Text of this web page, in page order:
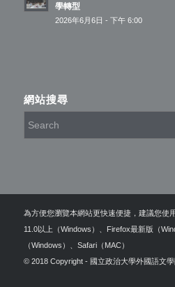
學轉型
2026年6月6日 - 下午 6:00
網站搜尋
為方便您瀏覽本網站更快速便捷，建議您使
11.0以上（Windows）、Firefox最新版（
（Windows）、Safari（MAC）
© 2018 Copyright - 國立政治大學外國語文